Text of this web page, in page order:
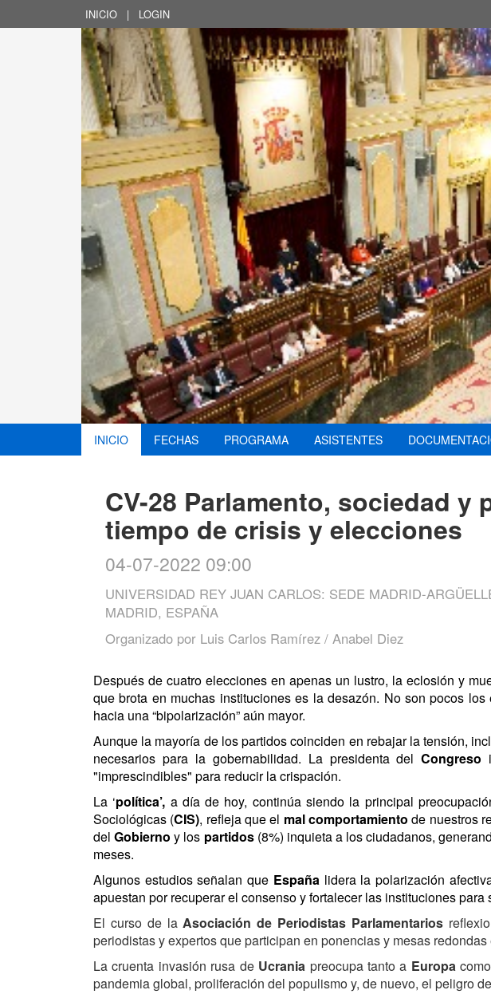
INICIO | LOGIN
INICIO FECHAS PROGRAMA ASISTENTES
CV-28 Parlamento, sociedad y
tiempo de crisis y elecciones
04-07-2022 09:00
UNIVERSIDAD REY JUAN CARLOS: SEDE MADRID-
MADRID, ESPAÑA
Organizado por Luis Carlos Ramírez / Anabel Diez
Después de cuatro elecciones en apenas un lustro, la eclosión y
que brota en muchas instituciones es la desazón. No son pocos
hacia una “bipolarización” aún mayor.
Aunque la mayoría de los partidos coinciden en rebajar la tensión,
necesarios para la gobernabilidad. La presidenta delCongreso
"imprescindibles" para reducir la crispación.
La ‘política’, a día de hoy, continúa siendo la principal
Sociológicas (CIS), refleja que el mal comportamiento de nuestros
delGobierno y los partidos (8%) inquieta a los ciudadanos,
meses.
Algunos estudios señalan que Españalidera la polarización
apuestan por recuperar el consenso y fortalecer las instituciones
El curso de laAsociación de Periodistas Parlamentarios
periodistas y expertos que participan en ponencias y mesas redondas
La cruenta invasión rusa de Ucrania preocupa tanto a Europa
pandemia global, proliferación del populismo y, de nuevo, el peligro